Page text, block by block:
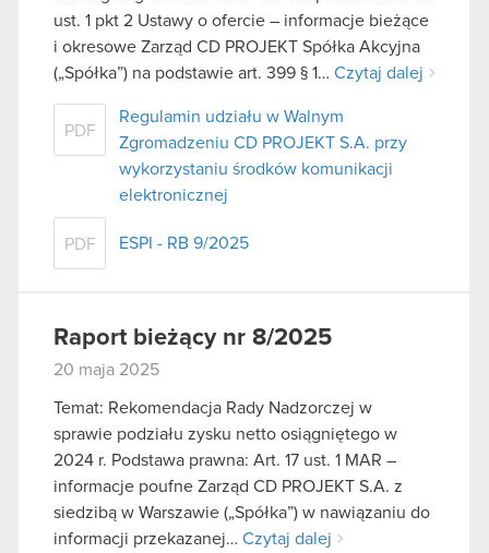
ust. 1 pkt 2 Ustawy o ofercie – informacje bieżące
i okresowe Zarząd CD PROJEKT Spółka Akcyjna
(„Spółka”) na podstawie art. 399 § 1… Czytaj dalej
PDF
Regulamin udziału w Walnym
Zgromadzeniu CD PROJEKT S.A. przy
wykorzystaniu środków komunikacji
elektronicznej
PDF ESPI - RB 9/2025
Raport bieżący nr 8/2025
20 maja 2025
Temat: Rekomendacja Rady Nadzorczej w
sprawie podziału zysku netto osiągniętego w
2024 r. Podstawa prawna: Art. 17 ust. 1 MAR –
informacje poufne Zarząd CD PROJEKT S.A. z
siedzibą w Warszawie („Spółka”) w nawiązaniu do
informacji przekazanej… Czytaj dalej